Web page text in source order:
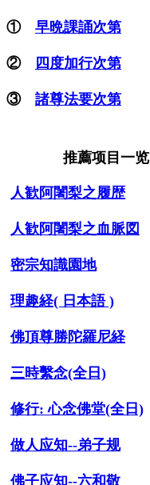
① 早晩課誦次第
② 四度加行次第
③ 諸尊法要次第
推薦项目一览
人歓阿闍梨之履歴
人歓阿闍梨之血脈図
密宗知識園地
理趣経( 日本語 )
佛頂尊勝陀羅尼経
三時繫念(全日)
修行:心念佛堂(全日)
做人应知--弟子规
佛子应知--六和敬